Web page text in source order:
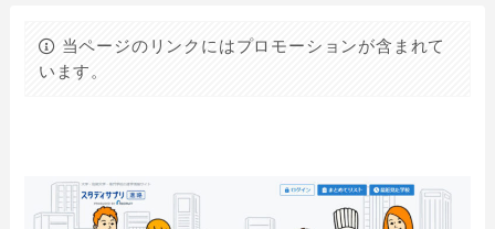
当ページのリンクにはプロモーションが含まれて
います。